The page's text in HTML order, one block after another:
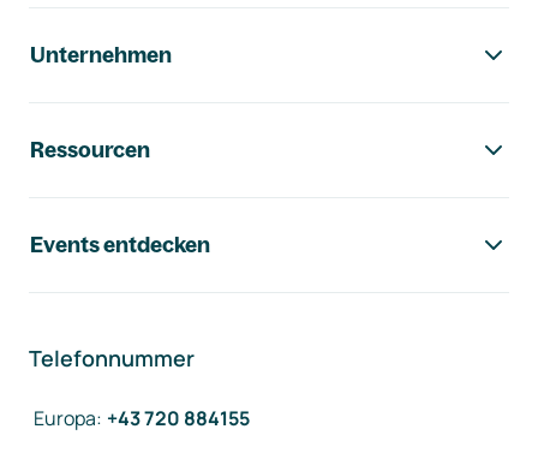
Unternehmen
Ressourcen
Events entdecken
Telefonnummer
Europa: +43 720 884155